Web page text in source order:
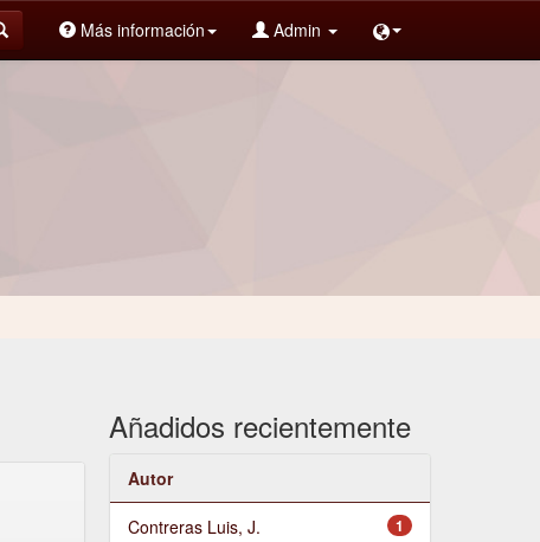
Más información Admin
Añadidos recientemente
Autor
1
Contreras Luis, J.